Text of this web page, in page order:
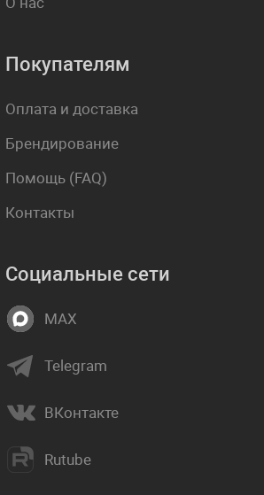
Покупателям
Оплата и доставка
Брендирование
Помощь (FAQ)
Контакты
Социальные сети
MAX
Telegram
ВКонтакте
Rutube